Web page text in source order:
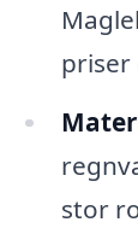
priser
stor